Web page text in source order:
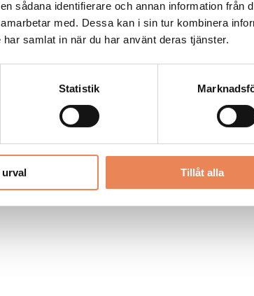
sådana identifierare och annan information från
med. Dessa kan i sin tur kombinera
samlat in när du har använt deras tjänster.
Statistik
Tillåt alla
118